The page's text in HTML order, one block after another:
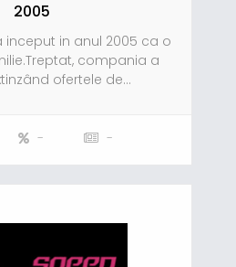
2005
inceput in anul 2005 ca o
compania a
ofertele de...
- -